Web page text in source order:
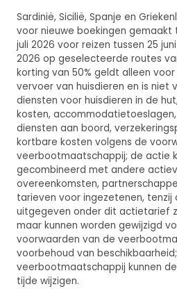
Sardinië, Sicilië, Spanje en
voor nieuwe boekingen gemaakt
juli 2026 voor reizen tussen 25
2026 op geselecteerde routes
korting van 50% geldt alleen
vervoer van huisdieren en is niet
diensten voor huisdieren in de
kosten,
diensten aan boord,
kortbare kosten volgens de
veerbootmaatschappij; de actie
gecombineerd met andere
overeenkomsten,
tarieven voor ingezetenen, tenzij
uitgegeven onder dit actietarief
maar kunnen worden gewijzigd
voorwaarden van de
voorbehoud van
veerbootmaatschappij kunnen
tijde wijzigen.